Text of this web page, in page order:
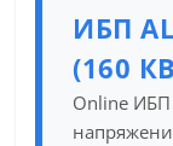
ИБП
(160
Online